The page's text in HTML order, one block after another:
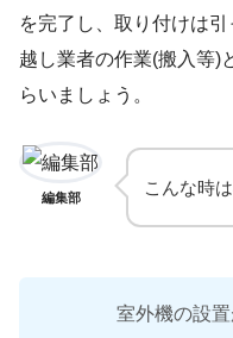
を完了し、取り付けは
越し業者の作業(搬入等)
らいましょう。
編集部 こんな時
室外機の設